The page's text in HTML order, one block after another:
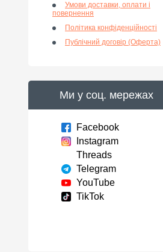
Умови доставки, оплати і
повернення
Політика конфіденційності
Публічний договір (Оферта)
Ми у соц. мережах
Facebook
Instagram
Threads
Telegram
YouTube
TikTok